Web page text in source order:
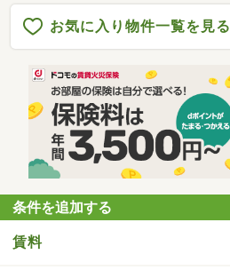
お気に入り物件一覧を見る
条件を追加する
賃料